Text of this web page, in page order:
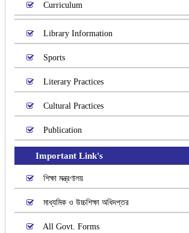
Curriculum
Library Information
Sports
Literary Practices
Cultural Practices
Publication
Important Link's
শিক্ষা মন্ত্রণালয়
মাধ্যমিক ও উচ্চশিক্ষা অধিদপ্তর
All Govt. Forms